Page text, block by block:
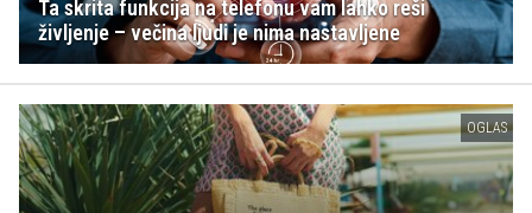
Ta skrita funkcija na telefonu vam lahko reši
življenje – večina ljudi je nima nastavljene
OGLAS